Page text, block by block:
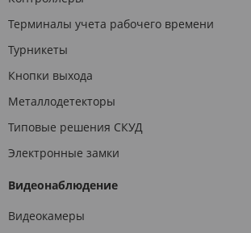
Терминалы учета рабочего времени
Турникеты
Кнопки выхода
Металлодетекторы
Типовые решения СКУД
Электронные замки
Видеонаблюдение
Видеокамеры